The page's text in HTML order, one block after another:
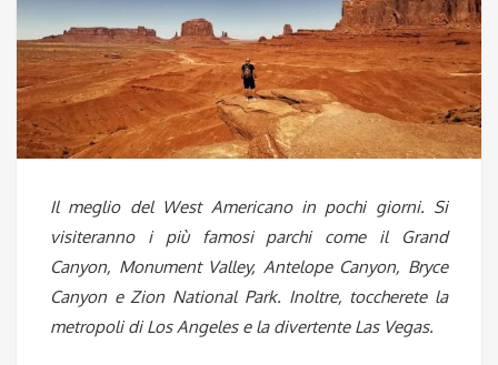
Il meglio del West Americano in pochi giorni. Si
visiteranno i più famosi parchi come il Grand
Canyon, Monument Valley, Antelope Canyon, Bryce
Canyon e Zion National Park. Inoltre, toccherete la
metropoli di Los Angeles e la divertente Las Vegas.